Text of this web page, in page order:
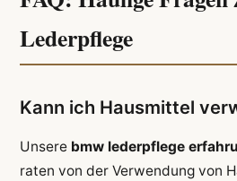
Lederpflege
Kann ich Hausmittel
Unsere bmw lederpflege
raten von der Verwendung von